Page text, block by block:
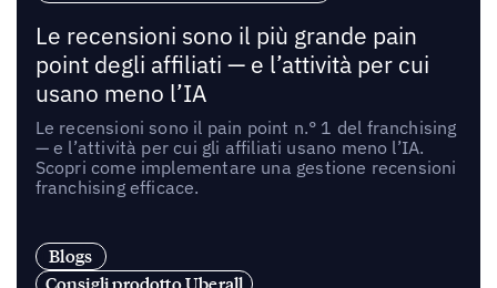
Le recensioni sono il più grande pain
point degli affiliati — e l’attività per cui
usano meno l’IA
Le recensioni sono il pain point n.° 1 del franchising
— e l’attività per cui gli affiliati usano meno l’IA.
Scopri come implementare una gestione recensioni
franchising efficace.
Blogs
Consigli prodotto Uberall